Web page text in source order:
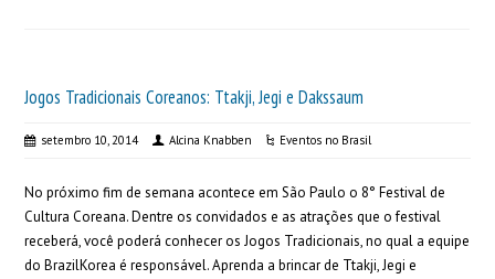
Jogos Tradicionais Coreanos: Ttakji, Jegi e Dakssaum
setembro 10, 2014 Alcina Knabben Eventos no Brasil
No próximo fim de semana acontece em São Paulo o 8° Festival de
Cultura Coreana. Dentre os convidados e as atrações que o festival
receberá, você poderá conhecer os Jogos Tradicionais, no qual a equipe
do BrazilKorea é responsável. Aprenda a brincar de Ttakji, Jegi e